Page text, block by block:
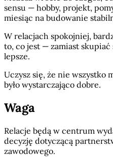
sensu — hobby, projekt,
miesiąc na budowanie
W relacjach spokojniej,
to, co jest — zamiast skupiać
lepsze.
Uczysz się, że nie wszystko
było wystarczająco dobre.
Waga
Relacje będą w centrum
decyzję dotyczącą
zawodowego.